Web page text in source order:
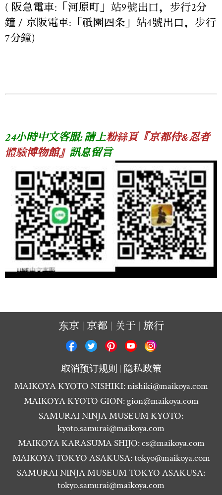
( 阪急電車:「河原町」站9號出口，步行2分
鐘 / 京阪電車:「祇園四条」站4號出口，步行
7分鐘)
24小時中文客服: 請上粉絲頁『京都侍&忍者
體驗博物館』 訊息留言
东京 京都 关于 旅行
取消预订规则
隐私政策
MAIKOYA KYOTO NISHIKI:nishiki@maikoya.com
MAIKOYA KYOTO GION: gion@maikoya.com
SAMURAI NINJA MUSEUM KYOTO:
kyoto.samurai@maikoya.com
MAIKOYA KARASUMA SHIJO:cs@maikoya.com
MAIKOYA TOKYO ASAKUSA:tokyo@maikoya.com
SAMURAI NINJA MUSEUM TOKYO ASAKUSA:
tokyo.samurai@maikoya.com